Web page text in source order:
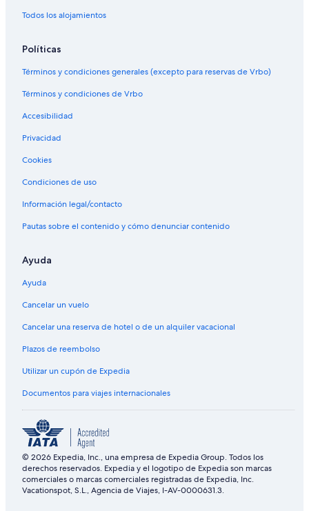
Todos los alojamientos
Políticas
Términos y condiciones generales (excepto para reservas de Vrbo)
Términos y condiciones de Vrbo
Accesibilidad
Privacidad
Cookies
Condiciones de uso
Información legal/contacto
Pautas sobre el contenido y cómo denunciar contenido
Ayuda
Ayuda
Cancelar un vuelo
Cancelar una reserva de hotel o de un alquiler vacacional
Plazos de reembolso
Utilizar un cupón de Expedia
Documentos para viajes internacionales
© 2026 Expedia, Inc., una empresa de Expedia Group. Todos los
derechos reservados. Expedia y el logotipo de Expedia son marcas
comerciales o marcas comerciales registradas de Expedia, Inc.
Vacationspot, S.L., Agencia de Viajes, I-AV-0000631.3.